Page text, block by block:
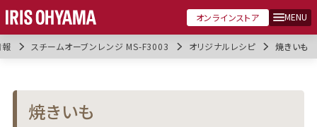
オンラインストア MENU
スチームオーブンレンジ MS-F3003 オリジナルレシピ 焼きいも
焼きいも